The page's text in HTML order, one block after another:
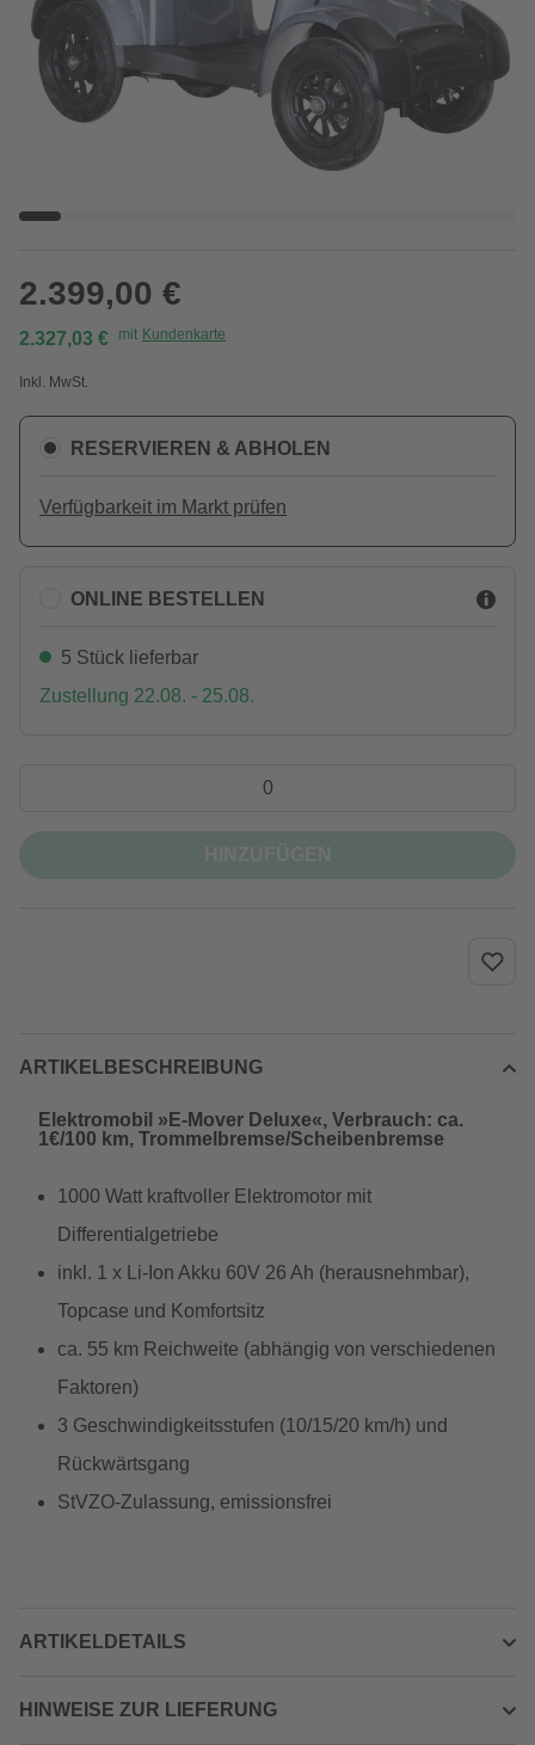
2.399,00 €
2.327,03 € mit Kundenkarte
Inkl. MwSt.
RESERVIEREN & ABHOLEN
Verfügbarkeit im Markt prüfen
ONLINE BESTELLEN
5 Stück lieferbar
Zustellung 22.08. - 25.08.
ARTIKELBESCHREIBUNG
Elektromobil »E-Mover Deluxe«, Verbrauch: ca.
1€/100 km, Trommelbremse/Scheibenbremse
1000 Watt kraftvoller Elektromotor mit
Differentialgetriebe
inkl. 1 x Li-Ion Akku 60V 26 Ah (herausnehmbar),
Topcase und Komfortsitz
ca. 55 km Reichweite (abhängig von verschiedenen
Faktoren)
3 Geschwindigkeitsstufen (10/15/20 km/h) und
Rückwärtsgang
StVZO-Zulassung, emissionsfrei
ARTIKELDETAILS
HINWEISE ZUR LIEFERUNG